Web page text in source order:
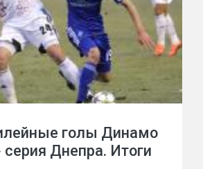
голы Динамо
серия Днепра. Итоги